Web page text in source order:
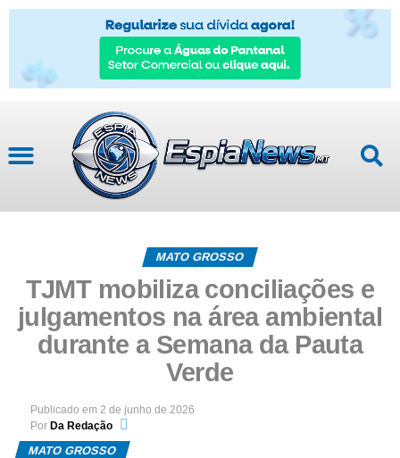
MATO GROSSO
TJMT mobiliza conciliações e
julgamentos na área ambiental
durante a Semana da Pauta
Verde
Publicado em 2 de junho de 2026
Por Da Redação
MATO GROSSO